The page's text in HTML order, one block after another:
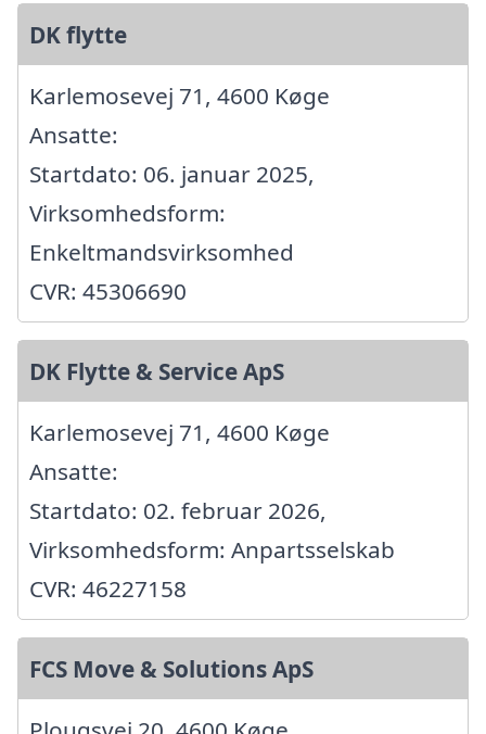
DK flytte
Karlemosevej 71, 4600 Køge
Ansatte:
Startdato: 06. januar 2025,
Virksomhedsform:
Enkeltmandsvirksomhed
CVR: 45306690
DK Flytte & Service ApS
Karlemosevej 71, 4600 Køge
Ansatte:
Startdato: 02. februar 2026,
Virksomhedsform: Anpartsselskab
CVR: 46227158
FCS Move & Solutions ApS